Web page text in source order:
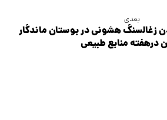
بعدی
زغالسنگ هشونی در بوستان ماندگار
درهفته منابع طبیعي